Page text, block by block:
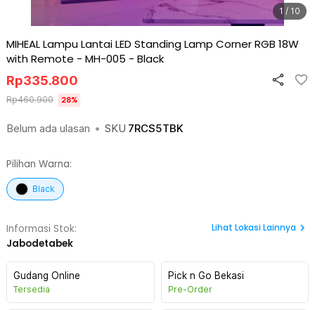
1 / 10
MIHEAL Lampu Lantai LED Standing Lamp Corner RGB 18W
with Remote - MH-005 - Black
Belum ada ulasan • SKU 7RCS5TBK
Rp335.800
Rp460.900 28%
Pilihan Warna:
Black
Informasi Stok:
Jabodetabek
Lihat Lokasi Lainnya
Gudang Online
Tersedia
Pick n Go Bekasi
Pre-Order